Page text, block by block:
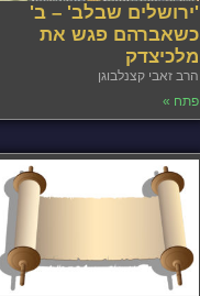
'ירושלים שבלב' – ב'
כשאברהם פגש את
מלכיצדק
הרב זאבי קצנלבוגן
פתח »